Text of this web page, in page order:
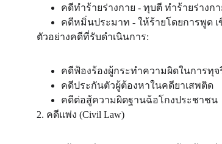
คดีทำร้ายร่างกาย - ทุบตี ทำร้ายร่างก
คดีหมิ่นประมาท - ให้ร้ายโดยการพูด
ตัวอย่างคดีที่รับดำเนินการ:
คดีฟ้องร้องผู้กระทำความผิดในการทุจ
คดีประกันตัวผู้ต้องหาในคดียาเสพติด
คดีต่อสู้ความผิดฐานฉ้อโกงประชาชน
2. คดีแพ่ง (Civil Law)